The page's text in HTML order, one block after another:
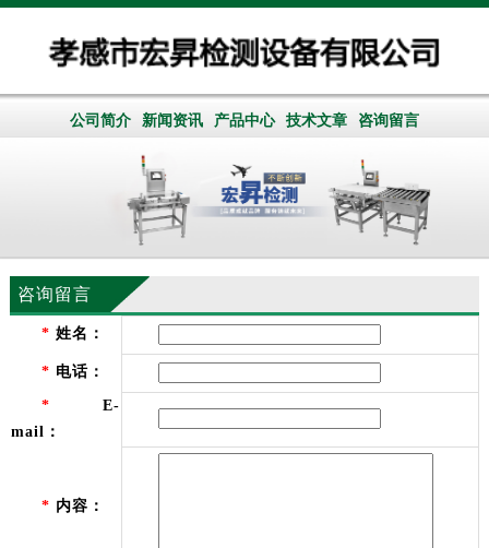
公司简介 新闻资讯 产品中心 技术文章 咨询留言
咨询留言
* 姓名：
* 电话：
* E-
mail：
* 内容：